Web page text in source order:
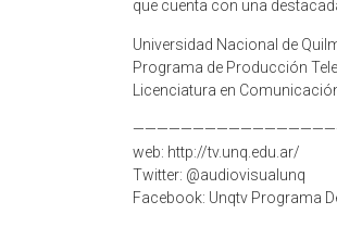
que cuenta con una
Universidad Nacional de
Programa de Producción
Licenciatura en
web: http://tv.unq.edu.ar/
Twitter: @audiovisualunq
Facebook: Unqtv Programa